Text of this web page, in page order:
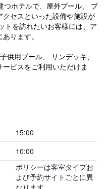
つホテルで、屋外プール、 プ
セスといった設備や施設が
トを訪れたいお客様には、ア
ります。
供用プール、 サンデッキ、
ビスをご利用いただけま
15:00
10:00
ポリシーは客室タイプお
よび予約サイトごとに異
なります。